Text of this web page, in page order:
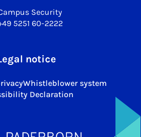
Security
5251 60-2222
notice
Whistleblower system
Declaration